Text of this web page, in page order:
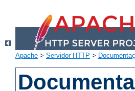
Apache > Servidor HTTP >